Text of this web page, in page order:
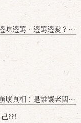
罵邊愛？小辣雞揭密！」
是誰讓老闆心灰意冷？」
??!